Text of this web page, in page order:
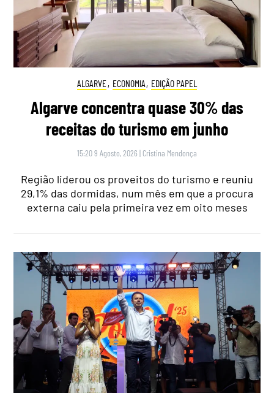
ALGARVE, ECONOMIA, EDIÇÃO PAPEL
Algarve concentra quase 30% das
receitas do turismo em junho
15:20 9 Agosto, 2026 | Cristina Mendonça
Região liderou os proveitos do turismo e reuniu
29,1% das dormidas, num mês em que a procura
externa caiu pela primeira vez em oito meses